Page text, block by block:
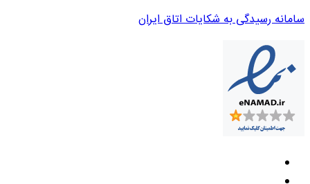
سامانه رسیدگی به شکایات اتاق ایران